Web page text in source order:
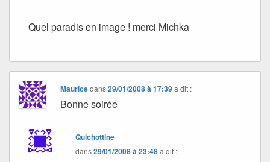
Quel paradis en image ! merci Michka
Mauricedans29/01/2008 à 17:39 a dit :
Bonne soirée
Quichottine
dans29/01/2008 à 23:48a dit :